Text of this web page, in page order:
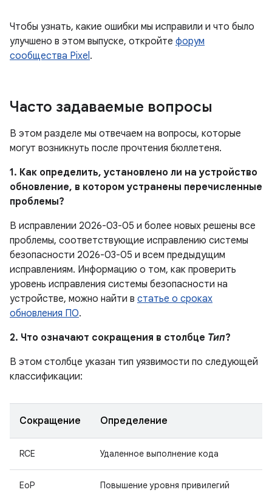
Чтобы узнать, какие ошибки мы исправили и что было
улучшено в этом выпуске, откройте форум
сообщества Pixel.
Часто задаваемые вопросы
В этом разделе мы отвечаем на вопросы, которые
могут возникнуть после прочтения бюллетеня.
1. Как определить, установлено ли на устройство
обновление, в котором устранены перечисленные
проблемы?
В исправлении 2026-03-05 и более новых решены все
проблемы, соответствующие исправлению системы
безопасности 2026-03-05 и всем предыдущим
исправлениям. Информацию о том, как проверить
уровень исправления системы безопасности на
устройстве, можно найти в статье о сроках
обновления ПО.
2. Что означают сокращения в столбце Тип?
В этом столбце указан тип уязвимости по следующей
классификации:
Сокращение Определение
RCE Удаленное выполнение кода
EoP Повышение уровня привилегий